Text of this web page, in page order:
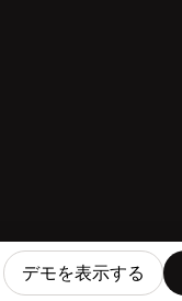
デモを表示する